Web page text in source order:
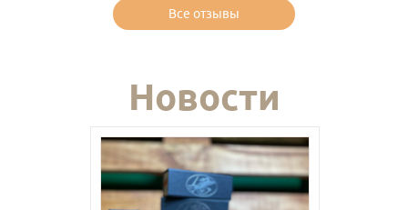
Все отзывы
Новости